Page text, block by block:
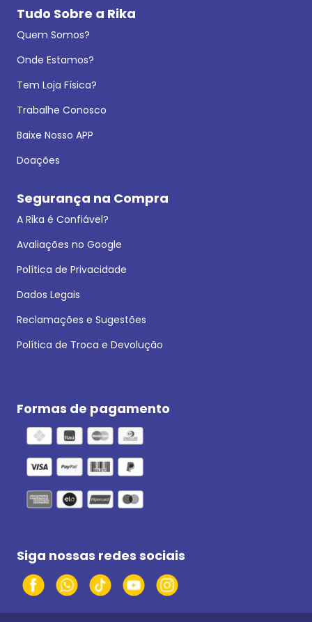
Tudo Sobre a Rika
Quem Somos?
Onde Estamos?
Tem Loja Física?
Trabalhe Conosco
Baixe Nosso APP
Doações
Segurança na Compra
A Rika é Confiável?
Avaliações no Google
Política de Privacidade
Dados Legais
Reclamações e Sugestões
Política de Troca e Devolução
Formas de pagamento
Siga nossas redes sociais